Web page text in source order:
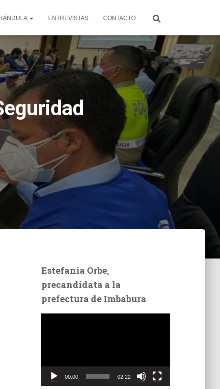
ENTREVISTAS CONTACTO
Estefanía Orbe,
precandidata a la
prefectura de Imbabura
00:00 02:22